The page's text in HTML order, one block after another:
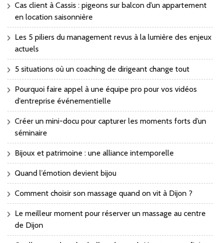
Cas client à Cassis : pigeons sur balcon d’un appartement
en location saisonnière
Les 5 piliers du management revus à la lumière des enjeux
actuels
5 situations où un coaching de dirigeant change tout
Pourquoi faire appel à une équipe pro pour vos vidéos
d’entreprise événementielle
Créer un mini-docu pour capturer les moments forts d’un
séminaire
Bijoux et patrimoine : une alliance intemporelle
Quand l’émotion devient bijou
Comment choisir son massage quand on vit à Dijon ?
Le meilleur moment pour réserver un massage au centre
de Dijon